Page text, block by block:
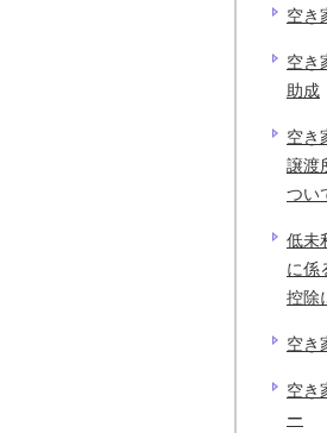
空き
空き
助成
空き
譲渡
つい
低未
に係
控除
空き
空き
ー